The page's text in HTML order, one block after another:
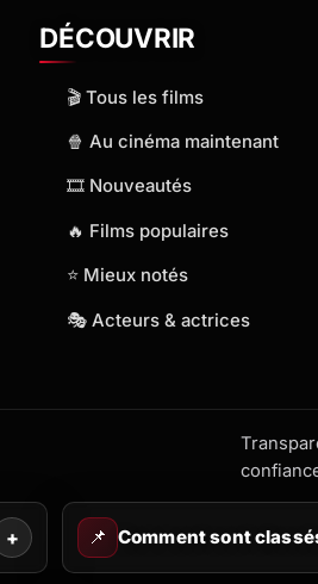
DÉCOUVRIR
🎬 Tous les films
🍿 Au cinéma maintenant
🎞️ Nouveautés
🔥 Films populaires
⭐ Mieux notés
🎭 Acteurs & actrices
+ 📌 Comment sont